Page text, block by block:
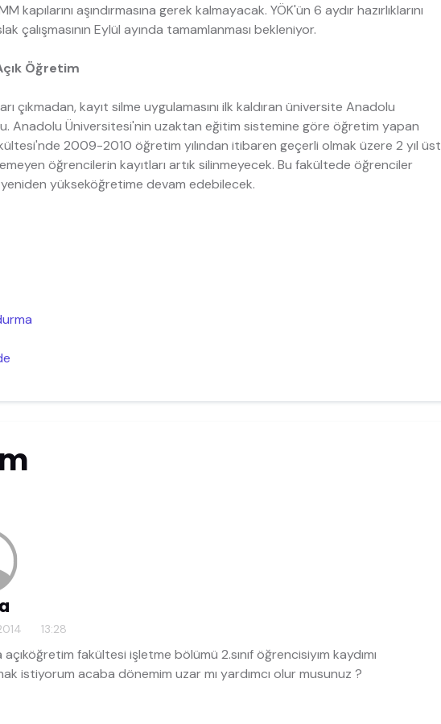
kapılarını aşındırmasına gerek kalmayacak. YÖK'ün 6 aydır hazırlıklarını
çalışmasının Eylül ayında tamamlanması bekleniyor.
Öğretim
çıkmadan, kayıt silme uygulamasını ilk kaldıran üniversite Anadolu
Anadolu Üniversitesi'nin uzaktan eğitim sistemine göre öğretim yapan
2009-2010 öğretim yılından itibaren geçerli olmak üzere 2 yıl üst
öğrencilerin kayıtları artık silinmeyecek. Bu fakültede öğrenciler
yükseköğretime devam edebilecek.
13:28
fakültesi işletme bölümü 2.sınıf öğrencisiyım kaydımı
istiyorum acaba dönemim uzar mı yardımcı olur musunuz ?